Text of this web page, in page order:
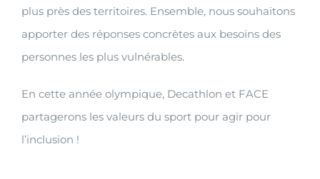
plus près des territoires. Ensemble, nous souhaitons
apporter des réponses concrètes aux besoins des
personnes les plus vulnérables.
En cette année olympique, Decathlon et FACE
partagerons les valeurs du sport pour agir pour
l’inclusion !